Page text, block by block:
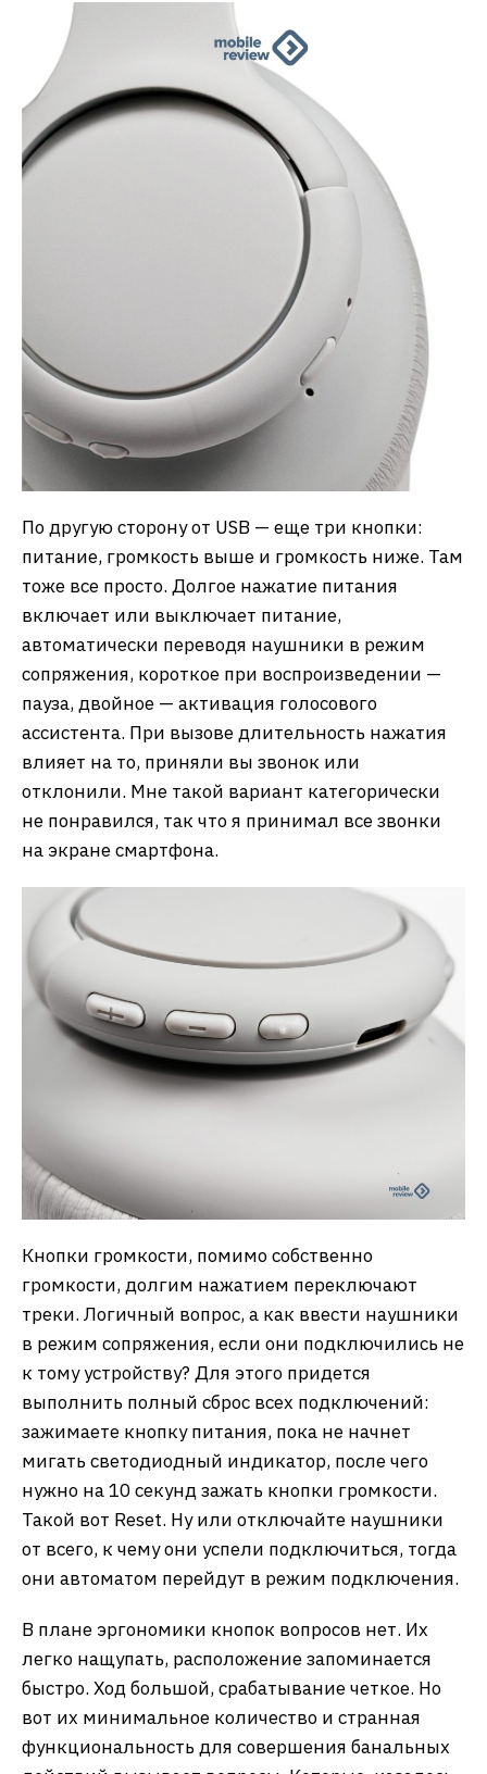
По другую сторону от USB — еще три кнопки:
питание, громкость выше и громкость ниже. Там
тоже все просто. Долгое нажатие питания
включает или выключает питание,
автоматически переводя наушники в режим
сопряжения, короткое при воспроизведении —
пауза, двойное — активация голосового
ассистента. При вызове длительность нажатия
влияет на то, приняли вы звонок или
отклонили. Мне такой вариант категорически
не понравился, так что я принимал все звонки
на экране смартфона.
Кнопки громкости, помимо собственно
громкости, долгим нажатием переключают
треки. Логичный вопрос, а как ввести наушники
в режим сопряжения, если они подключились не
к тому устройству? Для этого придется
выполнить полный сброс всех подключений:
зажимаете кнопку питания, пока не начнет
мигать светодиодный индикатор, после чего
нужно на 10 секунд зажать кнопки громкости.
Такой вот Reset. Ну или отключайте наушники
от всего, к чему они успели подключиться, тогда
они автоматом перейдут в режим подключения.
В плане эргономики кнопок вопросов нет. Их
легко нащупать, расположение запоминается
быстро. Ход большой, срабатывание четкое. Но
вот их минимальное количество и странная
функциональность для совершения банальных